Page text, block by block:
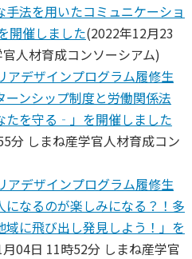
法を用いたコミュニケーショ
開催しました(2022年12月23
人材育成コンソーシアム)
アデザインプログラム履修生
ンシップ制度と労働関係法
を守る‐」を開催しました
分 しまね産学官人材育成コン
アデザインプログラム履修生
なるのが楽しみになる？！多
に飛び出し発見しよう！」を
04日 11時52分 しまね産学官